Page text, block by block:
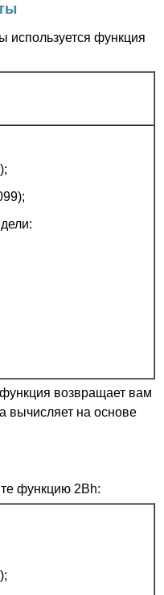
используется функция
возвращает вам
вычисляет на основе
функцию 2Bh: